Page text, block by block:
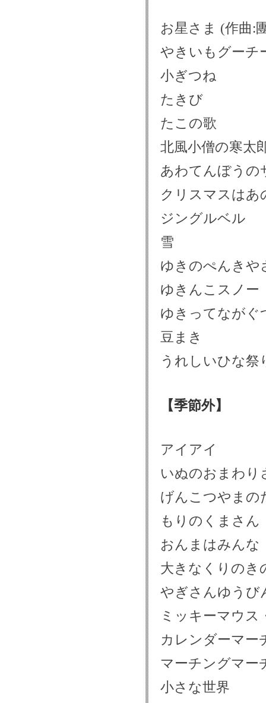
お星さま (作曲:
やきいもグーチ
小ぎつね
たきび
たこの歌
北風小僧の寒太
あわてんぼうの
クリスマスはあ
ジングルベル
雪
ゆきのぺんきや
ゆきんこスノー
ゆきってながぐ
豆まき
うれしいひな祭
【季節外】
アイアイ
いぬのおまわり
げんこつやまの
もりのくまさん
おんまはみんな
大きなくりのき
やぎさんゆうび
ミッキーマウス
カレンダーマー
マーチングマー
小さな世界